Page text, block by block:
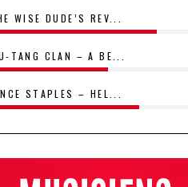
WISE DUDE’S REV...
TANG CLAN – A BE...
STAPLES – HEL...